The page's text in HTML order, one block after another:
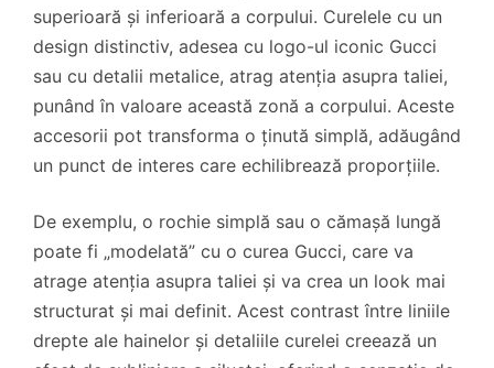
superioară și inferioară a corpului. Curelele cu un
design distinctiv, adesea cu logo-ul iconic Gucci
sau cu detalii metalice, atrag atenția asupra taliei,
punând în valoare această zonă a corpului. Aceste
accesorii pot transforma o ținută simplă, adăugând
un punct de interes care echilibrează proporțiile.
De exemplu, o rochie simplă sau o cămașă lungă
poate fi „modelată” cu o curea Gucci, care va
atrage atenția asupra taliei și va crea un look mai
structurat și mai definit. Acest contrast între liniile
drepte ale hainelor și detaliile curelei creează un